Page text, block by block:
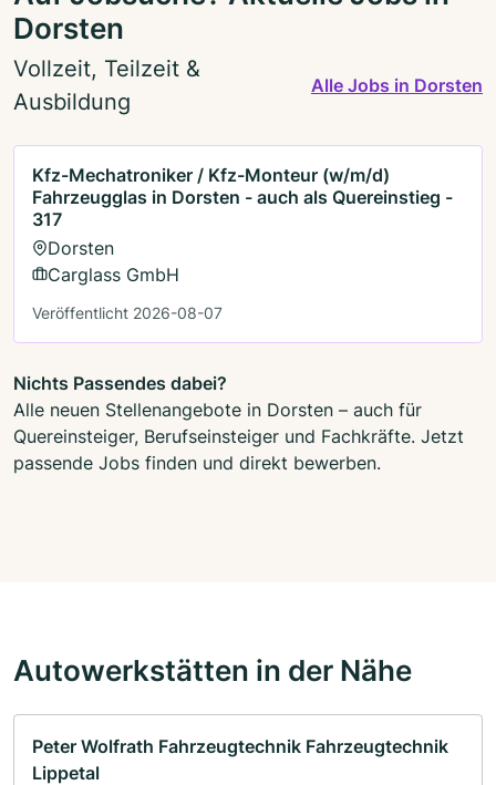
Dorsten
Vollzeit, Teilzeit &
Ausbildung
Alle Jobs in Dorsten
Kfz-Mechatroniker / Kfz-Monteur (w/m/d)
Fahrzeugglas in Dorsten - auch als Quereinstieg -
317
Dorsten
Carglass GmbH
Veröffentlicht 2026-08-07
Nichts Passendes dabei?
Alle neuen Stellenangebote in Dorsten – auch für
Quereinsteiger, Berufseinsteiger und Fachkräfte. Jetzt
passende Jobs finden und direkt bewerben.
Autowerkstätten in der Nähe
Peter Wolfrath Fahrzeugtechnik Fahrzeugtechnik
Lippetal